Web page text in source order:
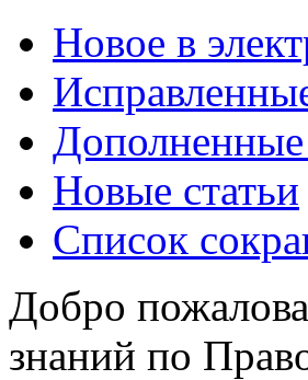
Новое в
Дополненные
Новые статьи
Список
Добро
знаний по